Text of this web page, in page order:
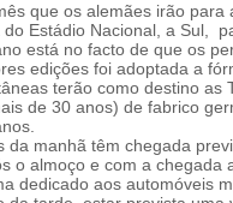
que os alemães irão
Estádio Nacional, a Sul,
está no facto de que os
edições foi adoptada a
terão como destino as
de 30 anos) de fabrico
da manhã têm chegada
o almoço e com a
dedicado aos automóveis